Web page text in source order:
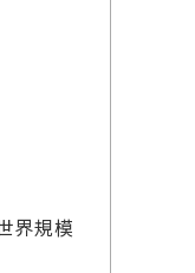
界規模